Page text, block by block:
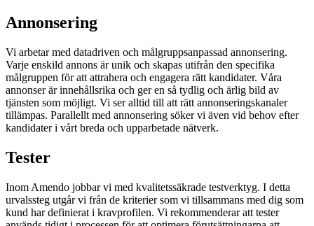
Annonsering
Vi arbetar med datadriven och målgruppsanpassad annonsering.
Varje enskild annons är unik och skapas utifrån den specifika
målgruppen för att attrahera och engagera rätt kandidater. Våra
annonser är innehållsrika och ger en så tydlig och ärlig bild av
tjänsten som möjligt. Vi ser alltid till att rätt annonseringskanaler
tillämpas. Parallellt med annonsering söker vi även vid behov efter
kandidater i vårt breda och upparbetade nätverk.
Tester
Inom Amendo jobbar vi med kvalitetssäkrade testverktyg. I detta
urvalssteg utgår vi från de kriterier som vi tillsammans med dig som
kund har definierat i kravprofilen. Vi rekommenderar att tester